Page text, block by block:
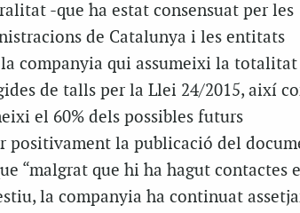
-que ha estat consensuat per les
de Catalunya i les entitats
companyia qui assumeixi la
de talls per la Llei 24/2015, així
el 60% dels possibles futurs
positivament la publicació del
“malgrat que hi ha hagut contactes
la companyia ha continuat